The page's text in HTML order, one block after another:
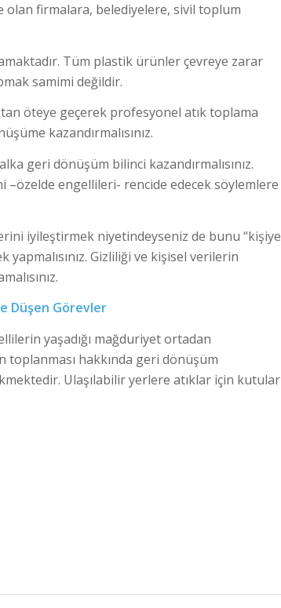
olan firmalara, belediyelere, sivil toplum
Tüm plastik ürünler çevreye zarar
samimi değildir.
öteye geçerek profesyonel atık toplama
kazandırmalısınız.
geri dönüşüm bilinci kazandırmalısınız.
engellileri- rencide edecek söylemlere
iyileştirmek niyetindeyseniz de bunu “kişiye
Gizliliği ve kişisel verilerin
Düşen Görevler
yaşadığı mağduriyet ortadan
toplanması hakkında geri dönüşüm
Ulaşılabilir yerlere atıklar için kutular